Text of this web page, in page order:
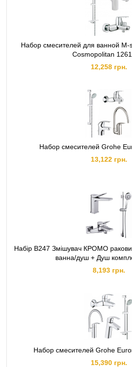
Набор смесителей для ванной
Cosmopolitan
12,258 грн.
Набор смесителей Grohe
13,122 грн.
Набір B247 Змішувач КРОМО
ванна/душ + Душ
8,193 грн.
Набор смесителей Grohe
15,390 грн.